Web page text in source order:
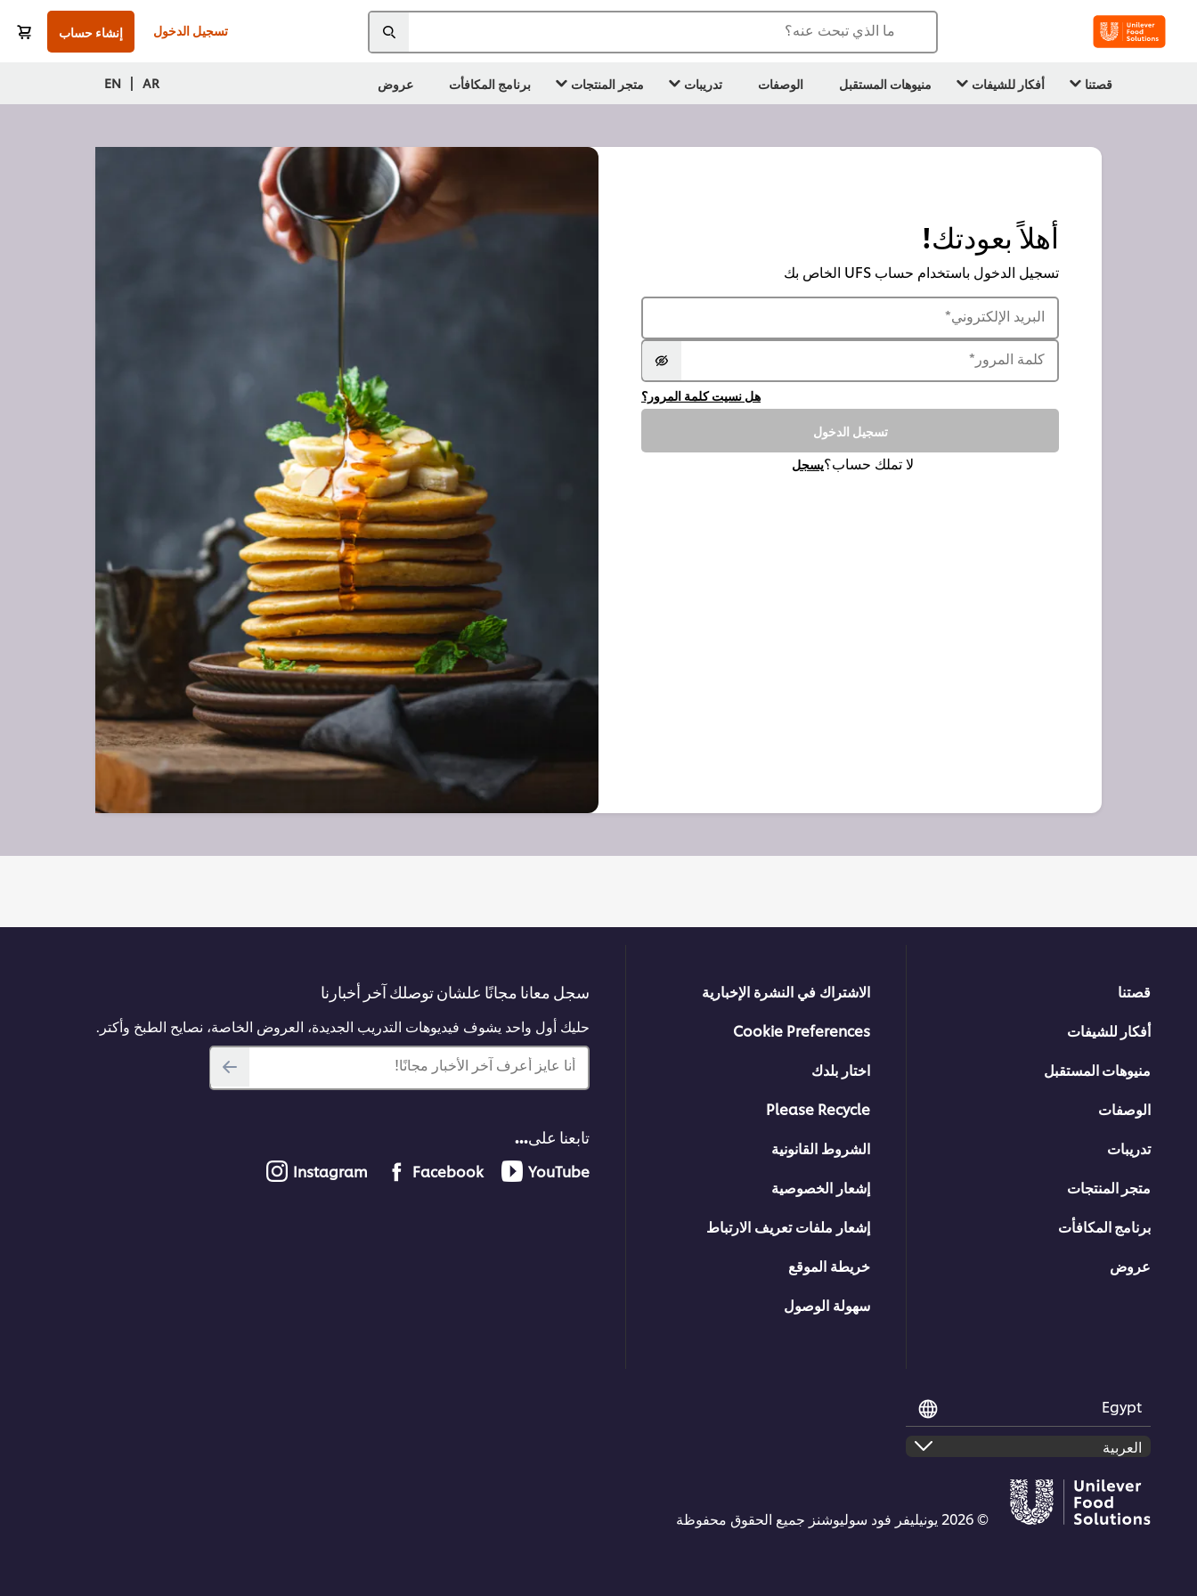
ما الذي تبحث عنه؟ تسجيل الدخول إنشاء حساب
قصتنا أفكار للشيفات منيوهات المستقبل الوصفات تدريبات متجر المنتجات برنامج المكافأت عروض AR
|
EN
أهلاً بعودتك!
تسجيل الدخول باستخدام حساب UFS الخاص بك
البريد الإلكتروني*
كلمة المرور *
هل نسيت كلمة المرور؟
تسجيل الدخول
لا تملك حساب؟يسجل
قصتنا
أفكار للشيفات
منيوهات المستقبل
الوصفات
تدريبات
متجر المنتجات
برنامج المكافأت
عروض
الاشتراك في النشرة الإخبارية
Cookie Preferences
اختار بلدك
Please Recycle
الشروط القانونية
إشعار الخصوصية
إشعار ملفات تعريف الارتباط
خريطة الموقع
سهولة الوصول
سجل معانا مجانًا علشان توصلك آخر أخبارنا
حليك أول واحد يشوف فيديوهات التدريب الجديدة، العروض الخاصة، نصايح الطبخ وأكتر.
أنا عايز أعرف آخر الأخبار مجانًا!
تابعنا على...
YouTube
Facebook
Instagram
Egypt
© 2026 يونيليفر فود سوليوشنز جميع الحقوق محفوظة